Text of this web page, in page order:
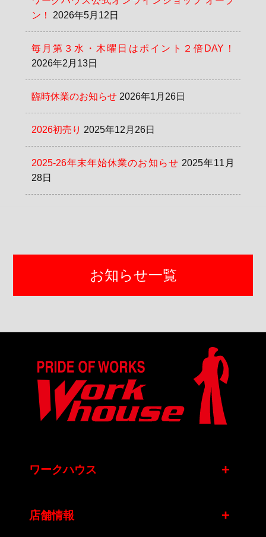
ン！
2026年5月12日
毎月第３水・木曜日はポイント２倍DAY！
2026年2月13日
臨時休業のお知らせ 2026年1月26日
2026初売り 2025年12月26日
2025-26年末年始休業のお知らせ 2025年11月
28日
お知らせ一覧
ワークハウス +
店舗情報 +